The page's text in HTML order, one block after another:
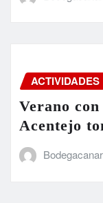
ACTIVIDADES
Verano
Acentejo